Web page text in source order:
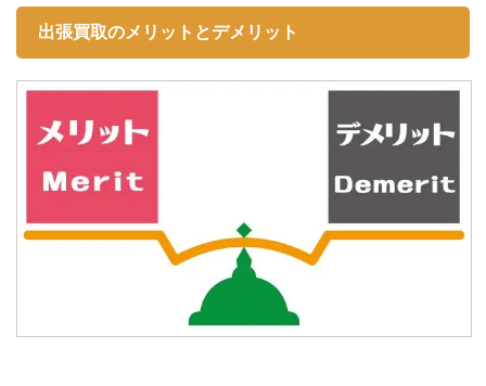
出張買取のメリットとデメリット